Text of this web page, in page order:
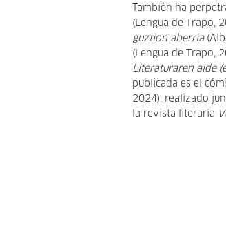
También ha
(Lengua de Trapo,
guztion aberria
(Lengua de Trapo,
Literaturaren alde
publicada es el
2024), realizado
la revista literaria